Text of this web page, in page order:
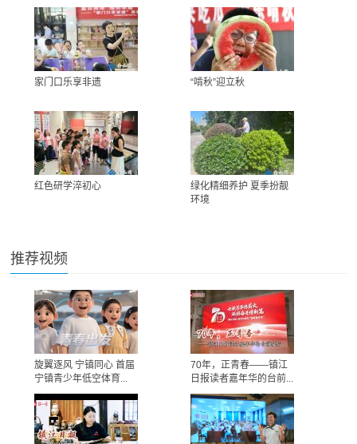
家门口乐享非遗 “啃秋”迎立秋
红色研学淬初心
绿化精细养护 夏季扮靓
环境
推荐视频
旋翼逐风 宁镇同心 首届
宁镇青少年低空体育...
70年，正青春——镇江
日报读者嘉年华的台前...